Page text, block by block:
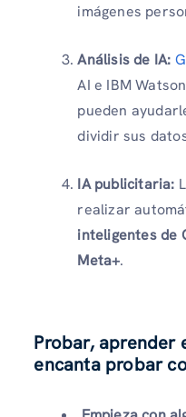
imágenes
Análisis de IA:
AI e IBM
pueden
dividir sus
IA publicitaria:
realizar
inteligentes de
Meta+.
Probar, aprender
encanta probar